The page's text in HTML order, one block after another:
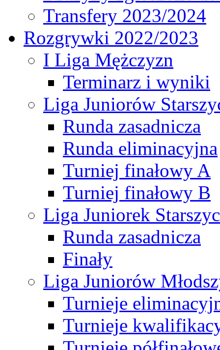
Transfery 2023/2024
Rozgrywki 2022/2023
I Liga Mężczyzn
Terminarz i wyniki
Liga Juniorów
Runda zasadnicza
Runda eliminacyjna
Turniej finałowy A
Turniej finałowy B
Liga Juniorek
Runda zasadnicza
Finały
Liga Juniorów
Turnieje
Turnieje